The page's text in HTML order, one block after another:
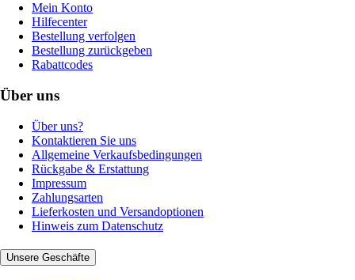
Mein Konto
Hilfecenter
Bestellung verfolgen
Bestellung zurückgeben
Rabattcodes
Über uns
Über uns?
Kontaktieren Sie uns
Allgemeine Verkaufsbedingungen
Rückgabe & Erstattung
Impressum
Zahlungsarten
Lieferkosten und Versandoptionen
Hinweis zum Datenschutz
Unsere Geschäfte